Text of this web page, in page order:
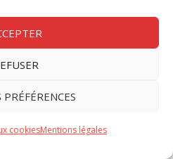
cookiesMentions légales
salle Richelieu